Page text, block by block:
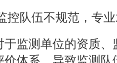
队伍不规范，专业
测单位的资质、